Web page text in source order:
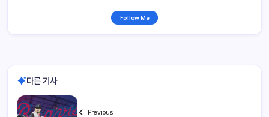
Follow Me
다른 기사
Previous